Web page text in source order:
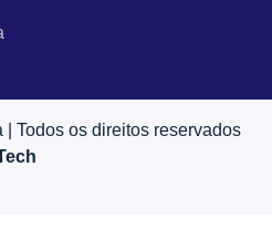
Todos os direitos reservados